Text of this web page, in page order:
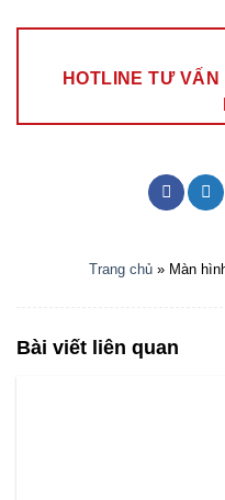
HOTLINE TƯ
Trang chủ» Màn
Bài viết liên quan